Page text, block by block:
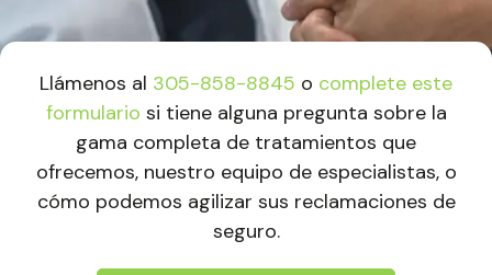
Llámenos al 305-858-8845 o complete este
formulario si tiene alguna pregunta sobre la
gama completa de tratamientos que
ofrecemos, nuestro equipo de especialistas, o
cómo podemos agilizar sus reclamaciones de
seguro.